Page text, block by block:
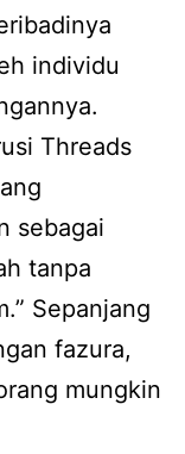
individu
Threads
sebagai
tanpa
Sepanjang
fazura,
mungkin